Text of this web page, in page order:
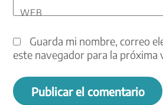
WEB
Guarda mi nombre, correo
este navegador para la próxima